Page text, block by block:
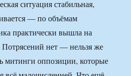
ситуация стабильная,
— по объёмам
практически вышла на
нет — нельзя же
митинги оппозиции, которые